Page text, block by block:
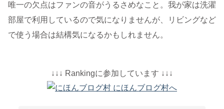
唯一の欠点はファンの音がうるさめなこと。我が家は洗濯
部屋で利用しているので気になりませんが、リビングなど
で使う場合は結構気になるかもしれません。
↓↓↓ Rankingに参加しています ↓↓↓